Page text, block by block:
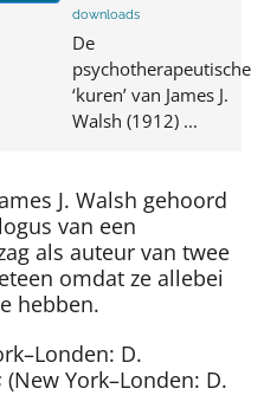
downloads
De
psychotherapeutische
‘kuren’ van James J.
Walsh (1912) ...
J. Walsh gehoord
van een
als auteur van twee
omdat ze allebei
hebben.
D.
(New York–Londen: D.